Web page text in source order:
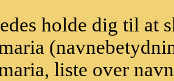
holde dig til at
liste over